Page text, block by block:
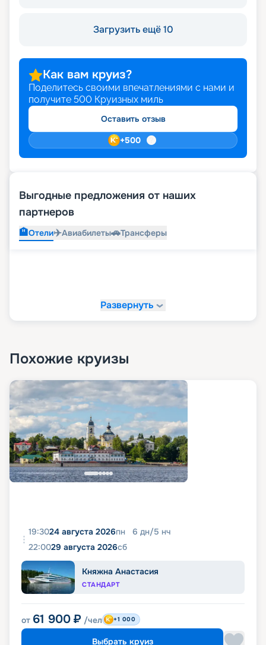
Загрузить ещё 10
Как вам круиз?
Поделитесь своими впечатлениями с нами и
получите 500 Круизных миль
Оставить отзыв
+500
Выгодные предложения от наших
партнеров
🏨Отели✈️Авиабилеты🚗Трансферы
Развернуть
Похожие круизы
19:3024 августа 2026пн 6 дн/5 нч
22:0029 августа 2026сб
Княжна Анастасия
СТАНДАРТ
от 61 900 ₽ /чел +1 000
Выбрать круиз